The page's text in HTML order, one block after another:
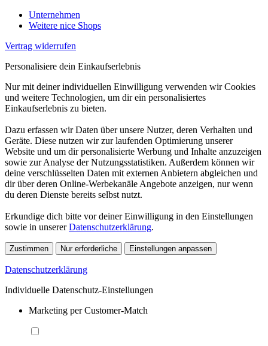
Unternehmen
Weitere nice Shops
Vertrag widerrufen
Personalisiere dein Einkaufserlebnis
Nur mit deiner individuellen Einwilligung verwenden wir Cookies
und weitere Technologien, um dir ein personalisiertes
Einkaufserlebnis zu bieten.
Dazu erfassen wir Daten über unsere Nutzer, deren Verhalten und
Geräte. Diese nutzen wir zur laufenden Optimierung unserer
Website und um dir personalisierte Werbung und Inhalte anzuzeigen
sowie zur Analyse der Nutzungsstatistiken. Außerdem können wir
deine verschlüsselten Daten mit externen Anbietern abgleichen und
dir über deren Online-Werbekanäle Angebote anzeigen, nur wenn
du deren Dienste bereits selbst nutzt.
Erkundige dich bitte vor deiner Einwilligung in den Einstellungen
sowie in unsererDatenschutzerklärung.
Zustimmen Nur erforderliche Einstellungen anpassen
Datenschutzerklärung
Individuelle Datenschutz-Einstellungen
Marketing per Customer-Match